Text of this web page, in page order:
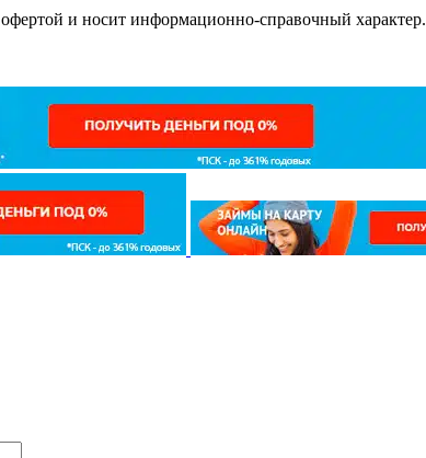
и носит информационно-справочный характер.